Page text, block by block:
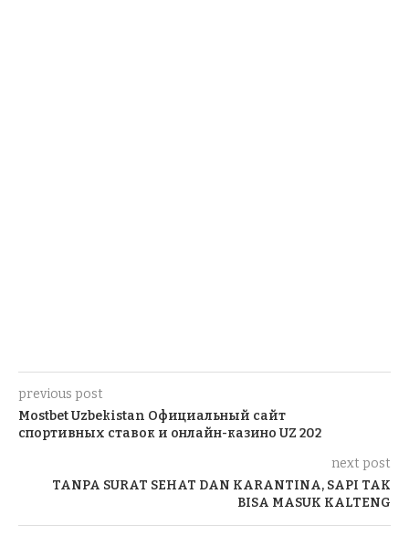
previous post
Mostbet Uzbekistan Официальный сайт
спортивных ставок и онлайн-казино UZ 202
next post
TANPA SURAT SEHAT DAN KARANTINA, SAPI TAK
BISA MASUK KALTENG